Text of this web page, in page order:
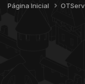
Página Inicial OTServ